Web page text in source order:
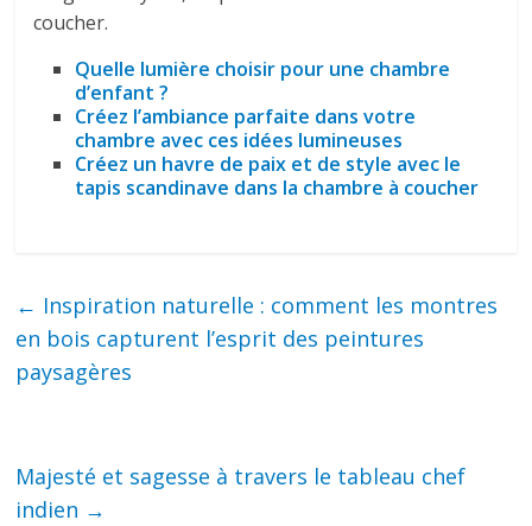
coucher.
Quelle lumière choisir pour une chambre
d’enfant ?
Créez l’ambiance parfaite dans votre
chambre avec ces idées lumineuses
Créez un havre de paix et de style avec le
tapis scandinave dans la chambre à coucher
← Inspiration naturelle : comment les montres
en bois capturent l’esprit des peintures
paysagères
Majesté et sagesse à travers le tableau chef
indien →